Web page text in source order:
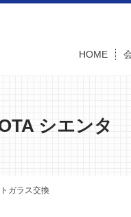
HOME
シエンタ
ガラス交換